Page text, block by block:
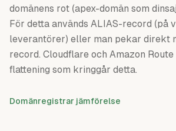
domänens rot (apex-domän som
För detta används ALIAS-record (på
leverantörer) eller man pekar direkt
record. Cloudflare och Amazon
flattening som kringgår detta.
Domänregistrar jämförelse